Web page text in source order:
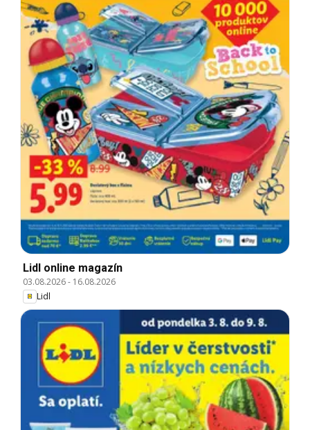
Lidl online magazín
03.08.2026- 16.08.2026
Lidl